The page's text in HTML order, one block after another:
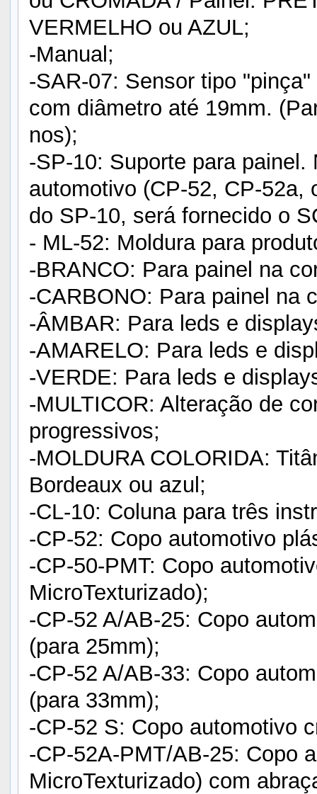
VERMELHO ou AZUL;
-Manual;
-SAR-07: Sensor tipo
com diâmetro até 19mm.
nos);
-SP-10: Suporte para
automotivo (CP-52, CP-52a,
do SP-10, será fornecido o
- ML-52: Moldura para
-BRANCO: Para painel na
-CARBONO: Para painel na
-ÂMBAR: Para leds e
-AMARELO: Para leds e
-VERDE: Para leds e
-MULTICOR: Alteração de
progressivos;
-MOLDURA COLORIDA:
Bordeaux ou azul;
-CL-10: Coluna para três
-CP-52: Copo automotivo
-CP-50-PMT: Copo
MicroTexturizado);
-CP-52 A/AB-25: Copo
(para 25mm);
-CP-52 A/AB-33: Copo
(para 33mm);
-CP-52 S: Copo automotivo
-CP-52A-PMT/AB-25: Copo
MicroTexturizado) com